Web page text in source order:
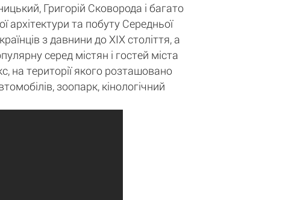
Григорій Сковорода і багато
архітектури та побуту Середньої
з давнини до XIX століття, а
серед містян і гостей міста
на території якого розташовано
зоопарк, кінологічний